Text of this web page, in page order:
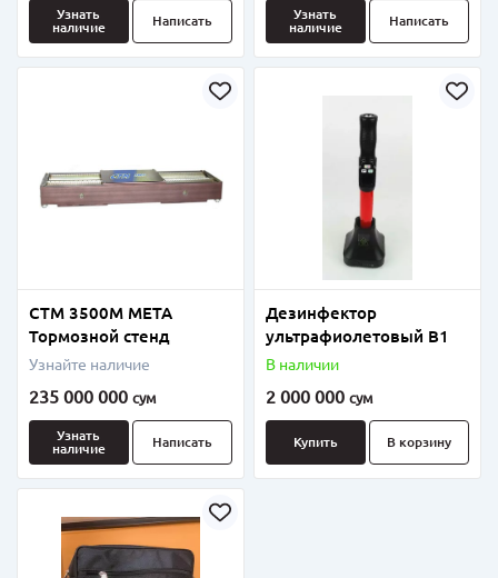
Узнать
наличие
Написать
Узнать
наличие
Написать
СТМ 3500М МЕТА
Тормозной стенд
Узнайте наличие
235 000 000 сум
Узнать
наличие
Написать
Дезинфектор
ультрафиолетовый В1
В наличии
2 000 000 сум
Купить В корзину